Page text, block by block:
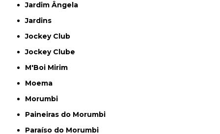
Jardim Ângela
Jardins
Jockey Club
Jockey Clube
M'Boi Mirim
Moema
Morumbi
Paineiras do Morumbi
Paraíso do Morumbi